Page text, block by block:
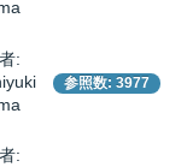
:
参照数: 3977
: